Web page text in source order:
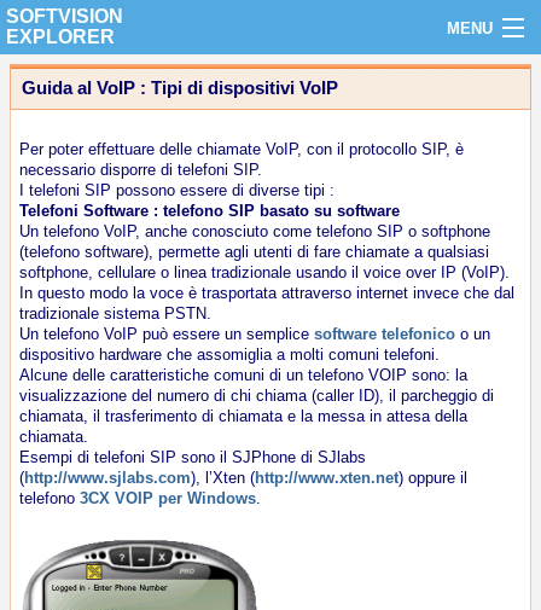
SOFTVISION
EXPLORER
MENU
HOME
ACQUISTA ON-LINE
INSTALLAZIONE
HARDWARE
SUPPORTO
RISORSE
CONTATTI
Guida al VoIP : Tipi di dispositivi VoIP
Per poter effettuare delle chiamate VoIP, con il protocollo SIP, è
necessario disporre di telefoni SIP.
I telefoni SIP possono essere di diverse tipi :
Telefoni Software : telefono SIP basato su software
Un telefono VoIP, anche conosciuto come telefono SIP o softphone
(telefono software), permette agli utenti di fare chiamate a qualsiasi
softphone, cellulare o linea tradizionale usando il voice over IP (VoIP).
In questo modo la voce è trasportata attraverso internet invece che dal
tradizionale sistema PSTN.
Un telefono VoIP può essere un semplice software telefonico o un
dispositivo hardware che assomiglia a molti comuni telefoni.
Alcune delle caratteristiche comuni di un telefono VOIP sono: la
visualizzazione del numero di chi chiama (caller ID), il parcheggio di
chiamata, il trasferimento di chiamata e la messa in attesa della
chiamata.
Esempi di telefoni SIP sono il SJPhone di SJlabs
(http://www.sjlabs.com), l’Xten (http://www.xten.net) oppure il
telefono 3CX VOIP per Windows.